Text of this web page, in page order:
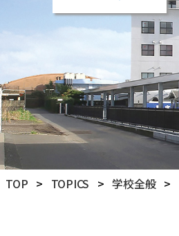
学
校
田
学
園
鹿
屋
中
高
等
TOP > TOPICS > 学校全般 >